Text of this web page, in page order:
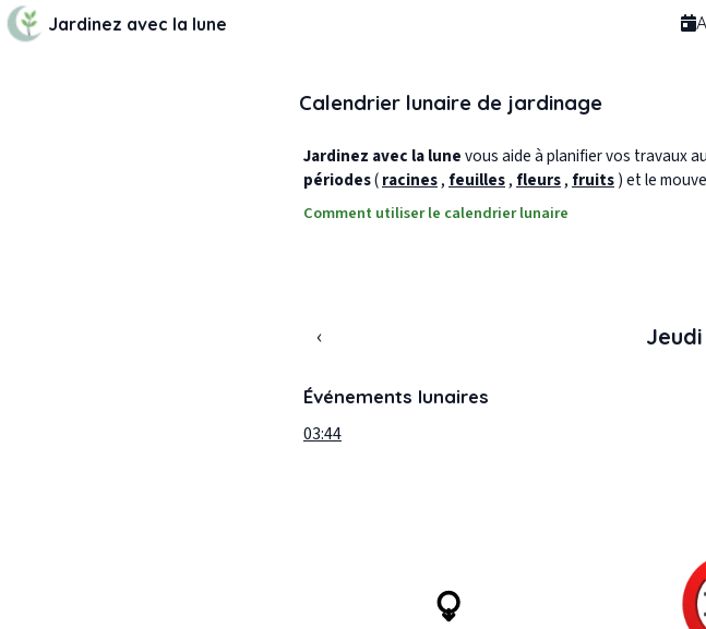
Jardinez avec la lune
Calendrier lunaire de jardinage
Jardinez avec la lunevous aide à planifier vos travaux
périodes(racines, feuilles, fleurs, fruits) et le
Comment utiliser le calendrier lunaire
‹
Événements lunaires
03:44